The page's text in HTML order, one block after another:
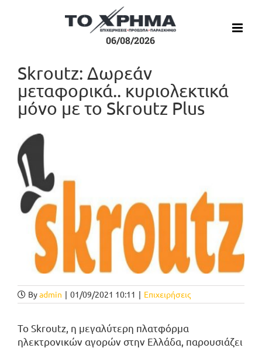
06/08/2026
Skroutz: Δωρεάν
μεταφορικά.. κυριολεκτικά
μόνο με το Skroutz Plus
Προβολή
μεγαλύτερης
εικόνας
Byadmin | 01/09/2021 10:11 | Επιχειρήσεις
Το Skroutz, η μεγαλύτερη πλατφόρμα
ηλεκτρονικών αγορών στην Ελλάδα, παρουσιάζει